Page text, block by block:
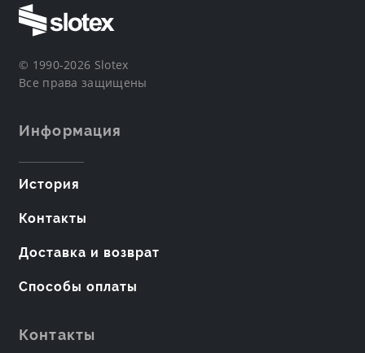
© 1990-2026 Slotex
Все права защищены
Информация
История
Контакты
Доставка и возврат
Способы оплаты
Контакты